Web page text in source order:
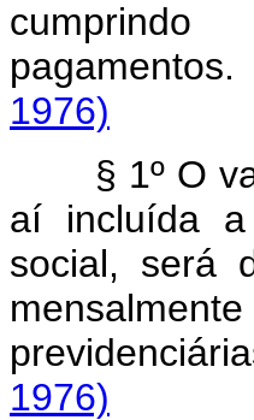
1976)
§ 1º O
aí incluída a
social, será
1976)